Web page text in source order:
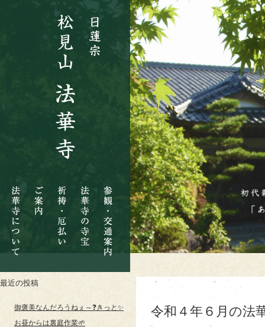
華
寺
に
つ
い
案
内
祷・
厄
払
い
華
寺
の
寺
宝
観・
交
通
案
内
最近の投稿
御褒美なんだろうねぇ～❓きっと✨
お昼からは裏庭作業🌱
令和４年６月の法